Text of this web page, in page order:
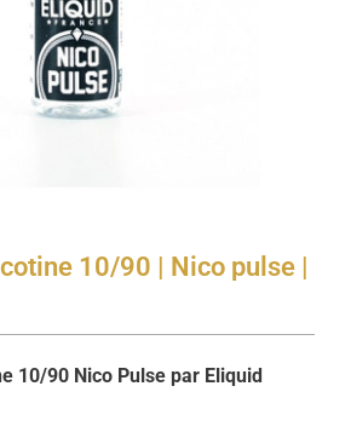
10/90 | Nico pulse |
10/90 Nico Pulse par Eliquid